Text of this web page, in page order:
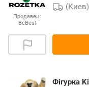
Продавец:
BeBest
(Киев)
Фігурка